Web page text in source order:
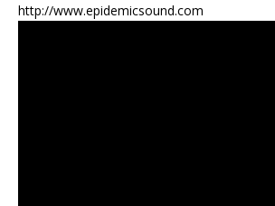
http://www.epidemicsound.com​​